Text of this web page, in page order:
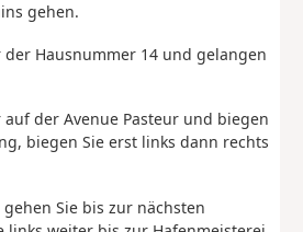
gehen.
Hausnummer 14 und gelangen
der Avenue Pasteur und biegen
biegen Sie erst links dann rechts
Sie bis zur nächsten